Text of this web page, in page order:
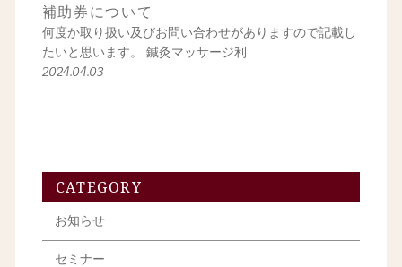
補助券について
何度か取り扱い及びお問い合わせがありますので記載し
たいと思います。 鍼灸マッサージ利
2024.04.03
CATEGORY
お知らせ
セミナー